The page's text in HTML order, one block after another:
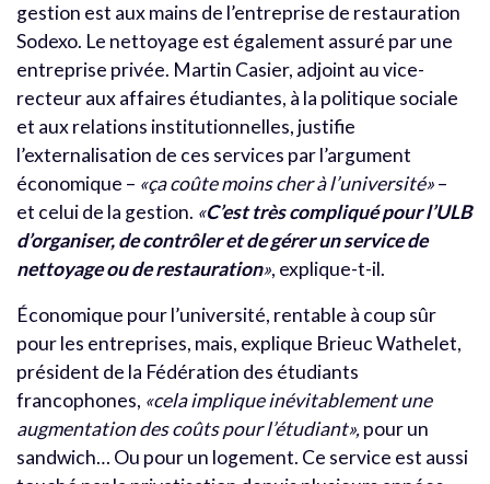
gestion est aux mains de l’entreprise de restauration
Sodexo. Le nettoyage est également assuré par une
entreprise privée. Martin Casier, adjoint au vice-
recteur aux affaires étudiantes, à la politique sociale
et aux relations institutionnelles, justifie
l’externalisation de ces services par l’argument
économique – «ça coûte moins cher à l’université»–
et celui de la gestion. «C’est très compliqué pour l’ULB
d’organiser, de contrôler et de gérer un service de
nettoyage ou de restauration», explique-t-il.
Économique pour l’université, rentable à coup sûr
pour les entreprises, mais, explique Brieuc Wathelet,
président de la Fédération des étudiants
francophones, «cela implique inévitablement une
augmentation des coûts pour l’étudiant»,pour un
sandwich… Ou pour un logement. Ce service est aussi